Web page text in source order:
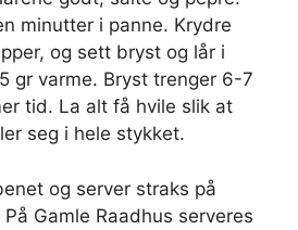
minutter i panne. Krydre
og sett bryst og lår i
gr varme. Bryst trenger 6-7
tid. La alt få hvile slik at
seg i hele stykket.
og server straks på
Gamle Raadhus serveres